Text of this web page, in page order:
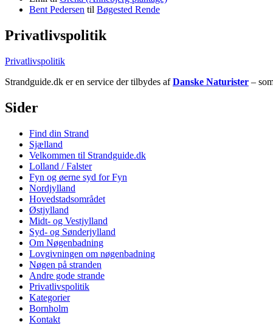
Bent Pedersen til Bøgested Rende
Privatlivspolitik
Privatlivspolitik
Strandguide.dk er en service der tilbydes afDanske Naturister –
Sider
Find din Strand
Sjælland
Velkommen til Strandguide.dk
Lolland / Falster
Fyn og øerne syd for Fyn
Nordjylland
Hovedstadsområdet
Østjylland
Midt- og Vestjylland
Syd- og Sønderjylland
Om Nøgenbadning
Lovgivningen om nøgenbadning
Nøgen på stranden
Andre gode strande
Privatlivspolitik
Kategorier
Bornholm
Kontakt